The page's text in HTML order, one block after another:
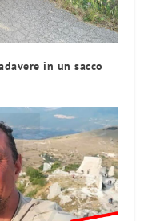
in un sacco